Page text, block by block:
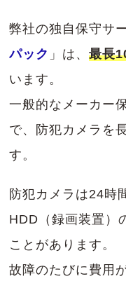
弊社の独自保守サ
パック 」は、 最長
います。
一般的なメーカー
で、防犯カメラを
す。
防犯カメラは24時
HDD（録画装置）
ことがあります。
故障のたびに費用